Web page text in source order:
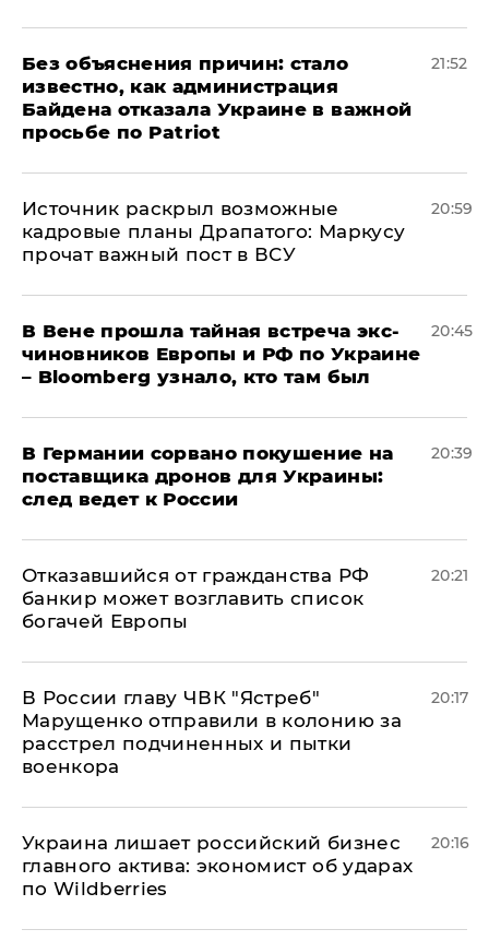
Без объяснения причин: стало
известно, как администрация
Байдена отказала Украине в важной
просьбе по Patriot
21:52
​Источник раскрыл возможные
кадровые планы Драпатого: Маркусу
прочат важный пост в ВСУ
20:59
В Вене прошла тайная встреча экс-
чиновников Европы и РФ по Украине
– Bloomberg узнало, кто там был
20:45
​В Германии сорвано покушение на
поставщика дронов для Украины:
след ведет к России
20:39
Отказавшийся от гражданства РФ
банкир может возглавить список
богачей Европы
20:21
В России главу ЧВК "Ястреб"
Марущенко отправили в колонию за
расстрел подчиненных и пытки
военкора
20:17
​Украина лишает российский бизнес
главного актива: экономист об ударах
по Wildberries
20:16